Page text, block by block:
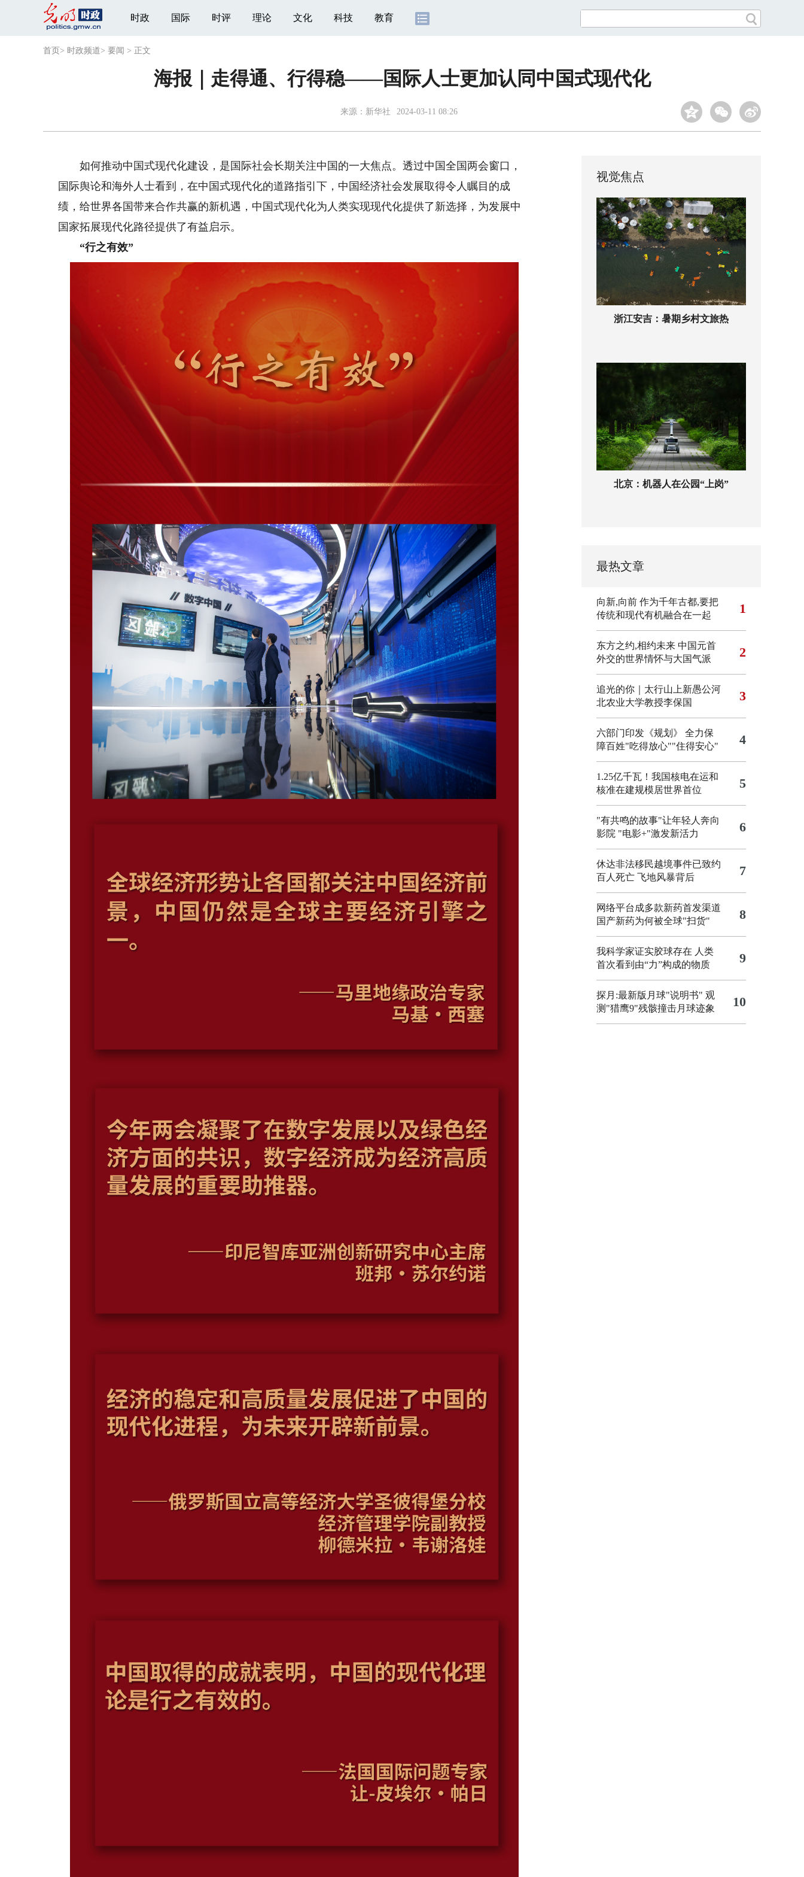
时政 国际 时评 理论 文化 科技 教育
首页 > 时政频道> 要闻 > 正文
海报｜走得通、行得稳——国际人士更加认同中国式现代化
来源： 新华社 2024-03-11 08:26
如何推动中国式现代化建设，是国际社会长期关注中国的一大焦点。透过中国全国两会窗口，
国际舆论和海外人士看到，在中国式现代化的道路指引下，中国经济社会发展取得令人瞩目的成
绩，给世界各国带来合作共赢的新机遇，中国式现代化为人类实现现代化提供了新选择，为发展中
国家拓展现代化路径提供了有益启示。
“行之有效”
视觉焦点
浙江安吉：暑期乡村文旅热
北京：机器人在公园“上岗”
最热文章
向新,向前 作为千年古都,要把
传统和现代有机融合在一起
1
东方之约,相约未来 中国元首
外交的世界情怀与大国气派
2
追光的你｜太行山上新愚公河
北农业大学教授李保国
3
六部门印发《规划》 全力保
障百姓"吃得放心""住得安心"
4
1.25亿千瓦！我国核电在运和
核准在建规模居世界首位
5
"有共鸣的故事"让年轻人奔向
影院 "电影+"激发新活力 6
休达非法移民越境事件已致约
百人死亡 飞地风暴背后 7
网络平台成多款新药首发渠道
国产新药为何被全球"扫货"
8
我科学家证实胶球存在 人类
首次看到由“力”构成的物质
9
探月:最新版月球"说明书" 观
测"猎鹰9"残骸撞击月球迹象
10